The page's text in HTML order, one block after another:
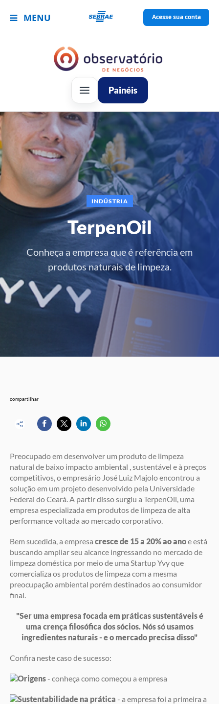
MENU Acesse sua conta
Painéis
INDÚSTRIA
TerpenOil
Conheça a empresa que é referência em
produtos naturais de limpeza.
compartilhar
Preocupado em desenvolver um produto de limpeza
natural de baixo impacto ambiental , sustentável e à preços
competitivos, o empresário José Luiz Majolo encontrou a
solução em um projeto desenvolvido pela Universidade
Federal do Ceará. A partir disso surgiu a TerpenOil, uma
empresa especializada em produtos de limpeza de alta
performance voltada ao mercado corporativo.
Bem sucedida, a empresa cresce de 15 a 20% ao anoe está
buscando ampliar seu alcance ingressando no mercado de
limpeza doméstica por meio de uma Startup Yvy que
comercializa os produtos de limpeza com a mesma
preocupação ambiental porém destinados ao consumidor
final.
"Ser uma empresa focada em práticas sustentáveis é
uma crença filosófica dos sócios. Nós só usamos
ingredientes naturais - e o mercado precisa disso"
Confira neste caso de sucesso:
Origens- conheça como começou a empresa
Sustentabilidade na prática - a empresa foi a primeira a